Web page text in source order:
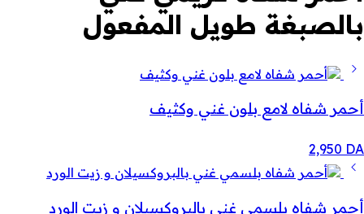
بالصبغة طويل المفعول
أحمر شفاه لامع بلون غني وكثيف
2,950 DA
أحمر شفاه بلسمي غني بالبروكسيلان و زيت الورد